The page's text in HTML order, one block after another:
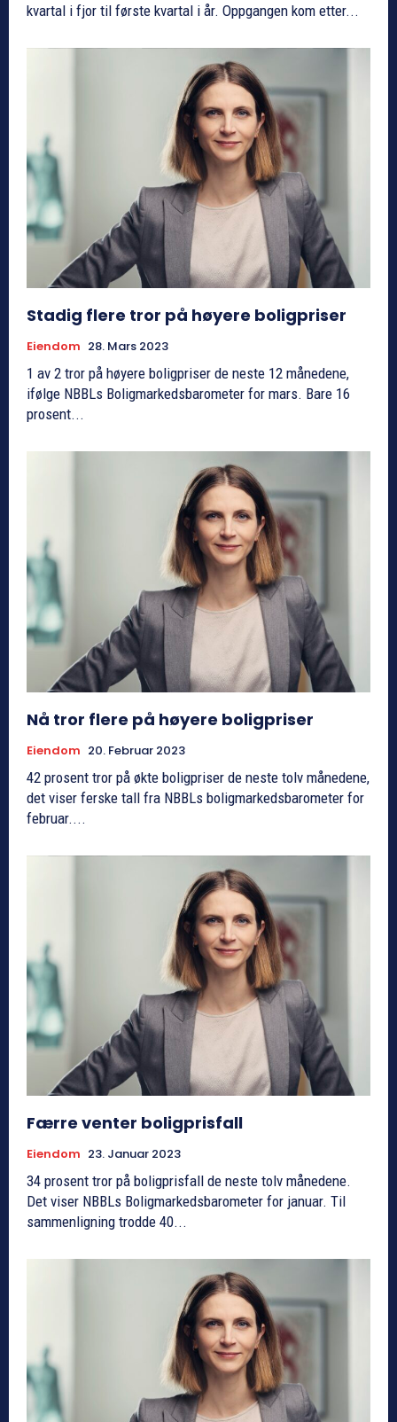
kvartal i fjor til første kvartal i år. Oppgangen kom etter...
Stadig flere tror på høyere boligpriser
Eiendom 28. Mars 2023
1 av 2 tror på høyere boligpriser de neste 12 månedene,
ifølge NBBLs Boligmarkedsbarometer for mars. Bare 16
prosent...
Nå tror flere på høyere boligpriser
Eiendom 20. Februar 2023
42 prosent tror på økte boligpriser de neste tolv månedene,
det viser ferske tall fra NBBLs boligmarkedsbarometer for
februar....
Færre venter boligprisfall
Eiendom 23. Januar 2023
34 prosent tror på boligprisfall de neste tolv månedene.
Det viser NBBLs Boligmarkedsbarometer for januar. Til
sammenligning trodde 40...